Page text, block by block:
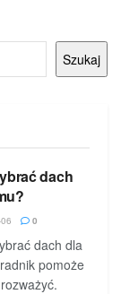
Szukaj
dach
0
dach dla
pomoże